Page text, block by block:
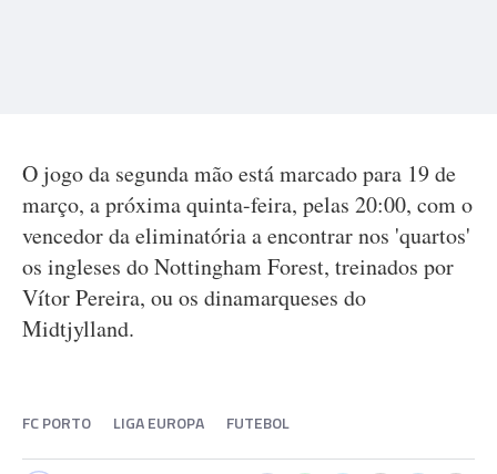
O jogo da segunda mão está marcado para 19 de
março, a próxima quinta-feira, pelas 20:00, com o
vencedor da eliminatória a encontrar nos 'quartos'
os ingleses do Nottingham Forest, treinados por
Vítor Pereira, ou os dinamarqueses do
Midtjylland.
FC PORTO LIGA EUROPA FUTEBOL